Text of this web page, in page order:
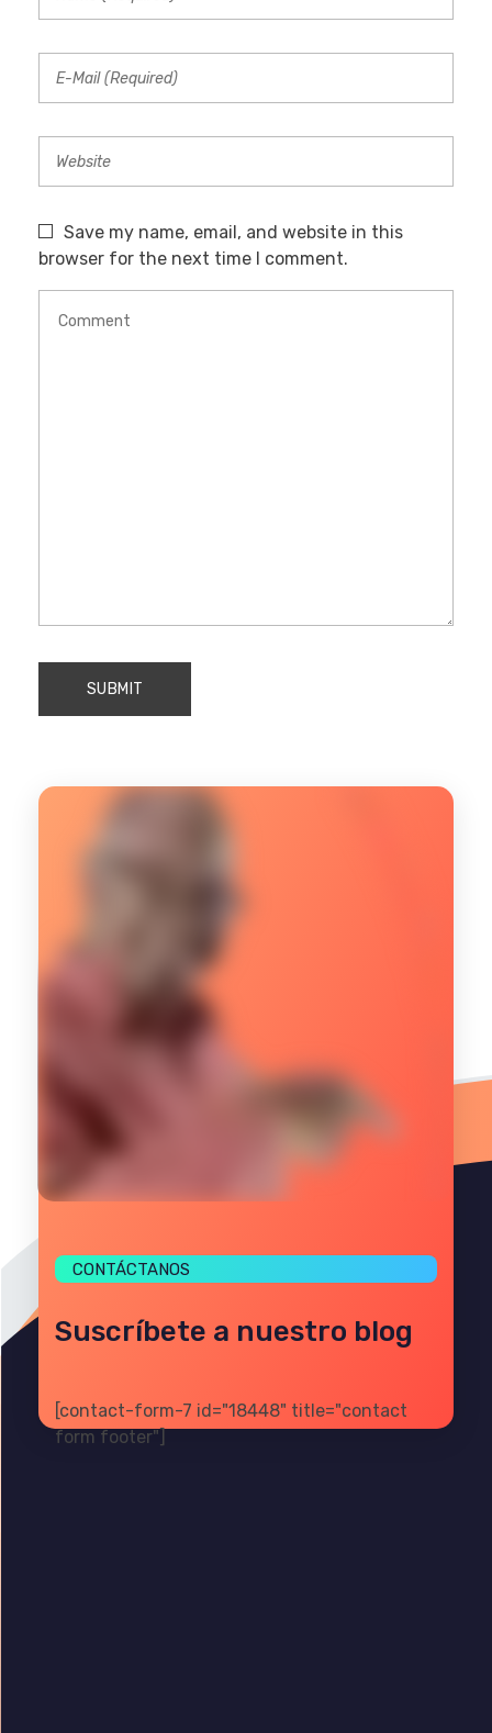
Save my name, email, and website in this
browser for the next time I comment.
CONTÁCTANOS
Suscríbete a nuestro blog
[contact-form-7 id="18448" title="contact
form footer"]